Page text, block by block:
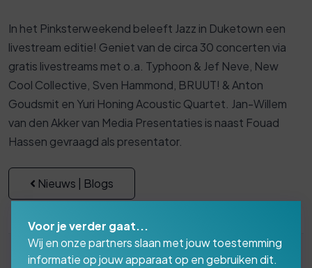
In het Pinksterweekend beleeft Jazz in Duketown een
livestream editie! Geniet van de circa 30 concerten via
gratis livestreams met o.a. Typhoon & Jef Neve, New
Cool Collective, Sven Hammond, BRUUT! & Anton
Goudsmit en Yuri Honing Acoustic Quartet. Jan-Willem
van den Akker van Media Presentaties is naast Fouad
Hassen gevraagd als presentator.
Nieuws | Blogs
Vrijdag 21 mei 2021
Voor je verder gaat...
Wij en onze partners slaan met jouw toestemming
informatie op jouw apparaat op en gebruiken dit.